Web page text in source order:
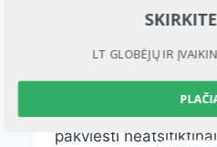
Trečiadienį, rugsėjo
seansas. Filmą
žiūrovai, bet ir
pakviesti
LT GLOBĖJŲ IR